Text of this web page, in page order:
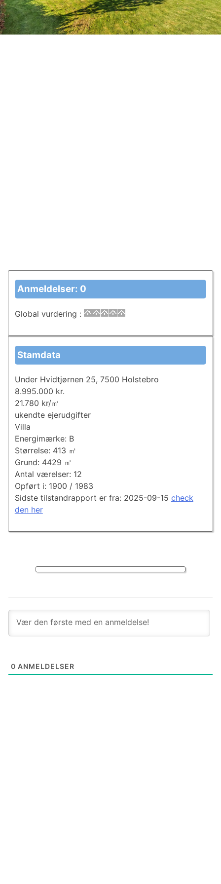
0 ANMELDELSER
Anmeldelser: 0
Global vurdering :
Stamdata
Under Hvidtjørnen 25, 7500 Holstebro
8.995.000 kr.
21.780 kr/㎡
ukendte ejerudgifter
Villa
Energimærke: B
Størrelse: 413 ㎡
Grund: 4429 ㎡
Antal værelser: 12
Opført i: 1900 / 1983
Sidste tilstandrapport er fra: 2025-09-15 check
den her